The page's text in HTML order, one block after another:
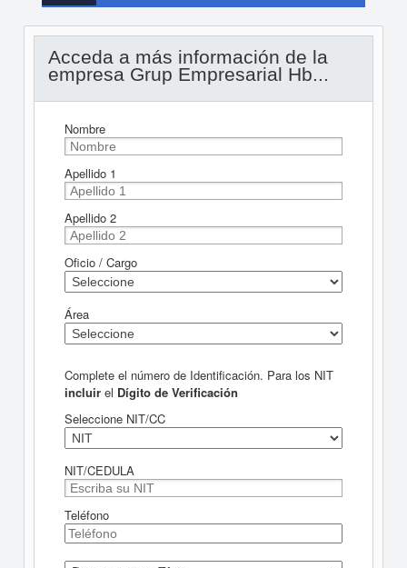
Acceda a más información de la
empresa Grup Empresarial Hb...
Nombre
Apellido 1
Apellido 2
Oficio / Cargo
Área
Complete el número de Identificación. Para los NIT
incluirel Dígito de Verificación
Seleccione NIT/CC
NIT/CEDULA
Teléfono